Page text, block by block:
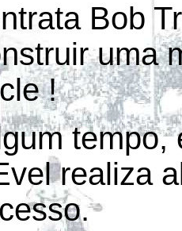
Bob
uma
!
tempo,
realiza